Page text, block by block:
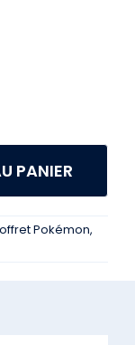
PANIER
Pokémon,